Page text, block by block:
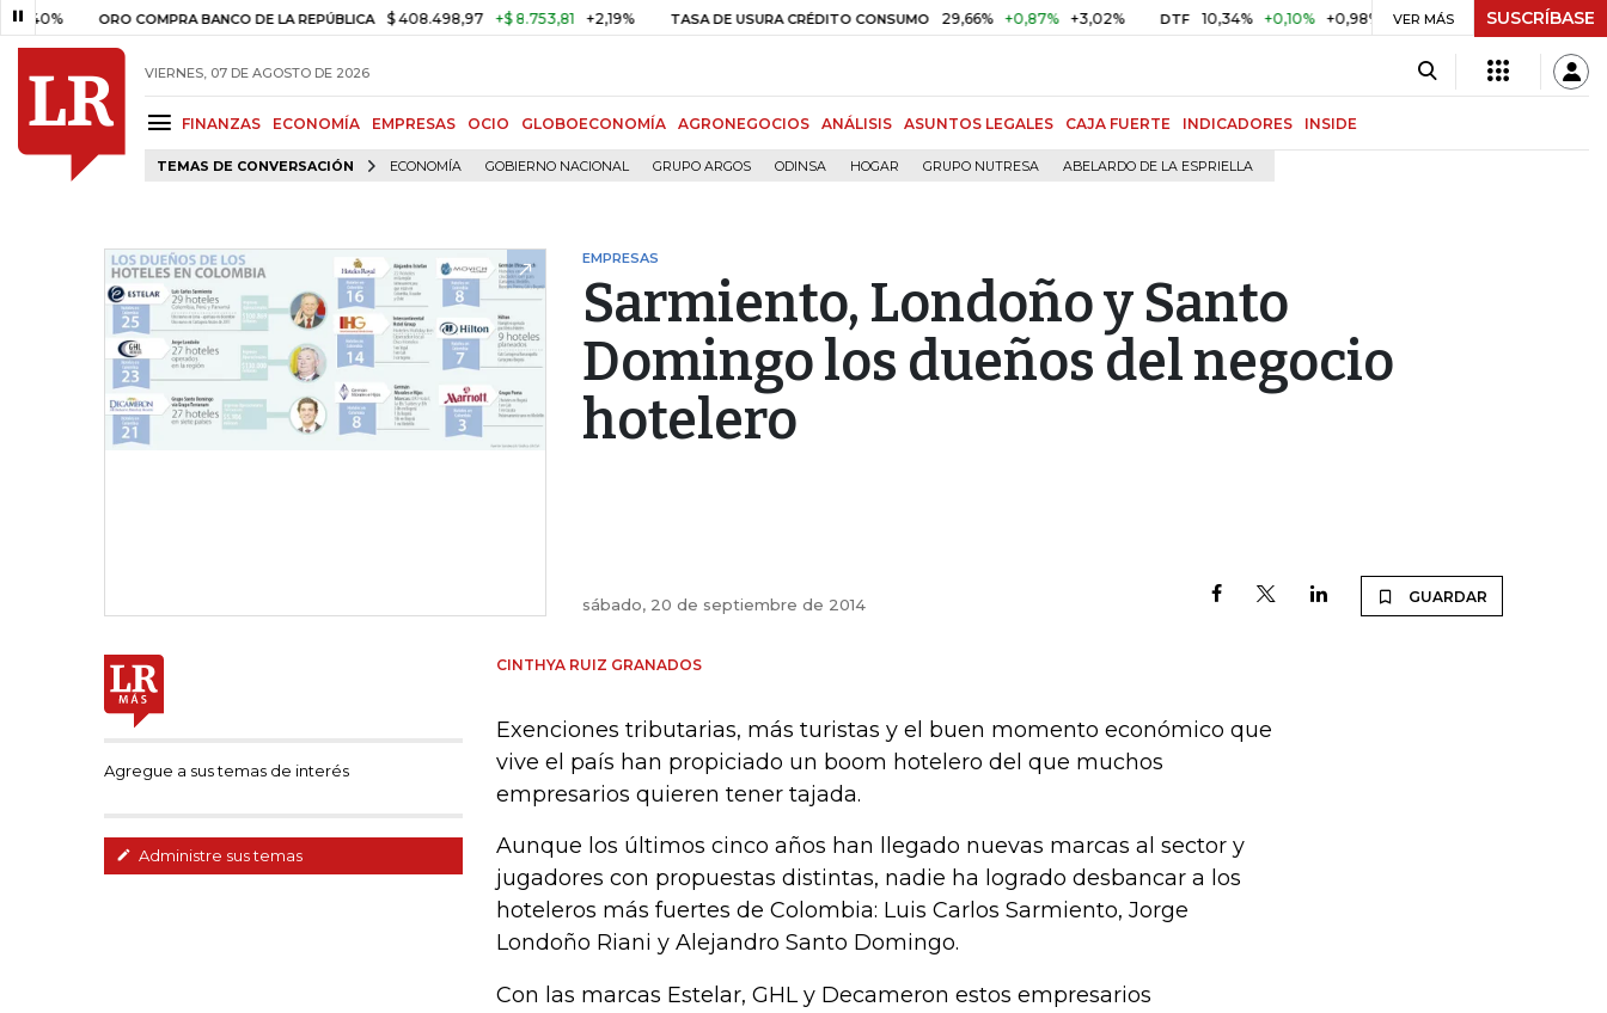
ORO COMPRA BANCO DE LA REPÚBLICA $ 408.498,97 +$ 8.753,81 +2,19% TASA DE USURA CRÉDITO CONSUMO 29,66% +0,87% +3,02% DTF 10,34% +0,10% +0,98% UVR $ 416,96 +$ 0,05 +0,01%
VER MÁS SUSCRÍBASE
VIERNES, 07 DE AGOSTO DE 2026
FINANZAS ECONOMÍA EMPRESAS OCIO GLOBOECONOMÍA AGRONEGOCIOS ANÁLISIS ASUNTOS LEGALES CAJA FUERTE INDICADORES INSIDE
TEMAS DE CONVERSACIÓN ECONOMÍA GOBIERNO NACIONAL GRUPO ARGOS ODINSA HOGAR GRUPO NUTRESA ABELARDO DE LA ESPRIELLA
EMPRESAS
Sarmiento, Londoño y Santo
Domingo los dueños del negocio
hotelero
sábado, 20 de septiembre de 2014 GUARDAR
Agregue a sus temas de interés
Administre sus temas
CINTHYA RUIZ GRANADOS
Exenciones tributarias, más turistas y el buen momento económico que
vive el país han propiciado un boom hotelero del que muchos
empresarios quieren tener tajada.
Aunque los últimos cinco años han llegado nuevas marcas al sector y
jugadores con propuestas distintas, nadie ha logrado desbancar a los
hoteleros más fuertes de Colombia: Luis Carlos Sarmiento, Jorge
Londoño Riani y Alejandro Santo Domingo.
Con las marcas Estelar, GHL y Decameron estos empresarios